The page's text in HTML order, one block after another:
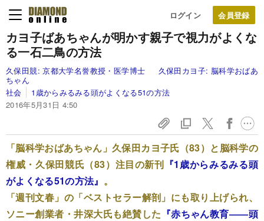
ログイン
カヨ子ばあちゃんが明かす親子で視力がよくな
る一石二鳥の方法
久保田競:京都大学名誉教授・医学博士 久保田カヨ子: 脳科学おばあ
ちゃん
社会
1歳からみるみる頭がよくなる51の方法
2016年5月31日 4:50
「脳科学おばあちゃん」久保田カヨ子氏（83）と脳科学の
権威・久保田競氏（83）注目の新刊 『1歳からみるみる頭
がよくなる51の方法』 。
「週刊文春」の「ベストセラー解剖」にも取り上げられ、
ソニー創業者・井深大氏も絶賛した 『赤ちゃん教育――頭